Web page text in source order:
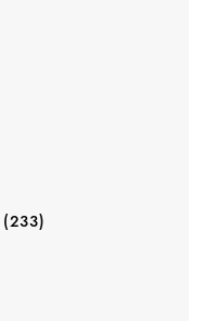
(233)